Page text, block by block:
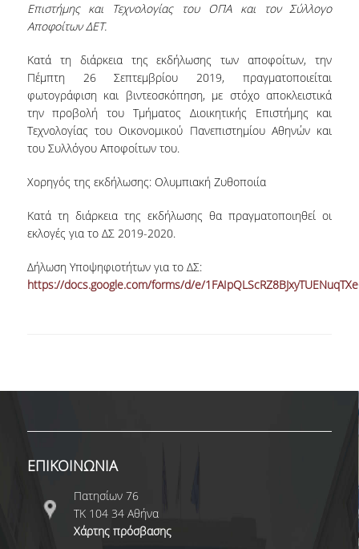
ΠΡΟΣΩΠΙΚΟ ΤΟΥ ΤΜΗΜΑΤΟΣ
ΕΠΙΤΙΜΟΙ ΔΙΔΑΚΤΟΡΕΣ
ΕΠΙΣΚΕΠΤΕΣ ΚΑΘΗΓΗΤΕΣ
ΜΕΛΗ Ε.ΔΙ.Π.
ΜΕΛΗ Ε.Τ.Ε.Π.
ΔΙΟΙΚΗΤΙΚΟ ΠΡΟΣΩΠΙΚΟ
ΜΕΤΑΔΙΔΑΚΤΟΡΙΚΟΙ ΕΡΕΥΝΗΤΕΣ
ΜΗΤΡΩΟ ΜΕΛΩΝ ΤΜΗΜΑΤΟΣ
ΑΛΛΑ ΤΜΗΜΑΤΑ
ΒΡΑΒΕΙΑ ΕΡΓΑΣΙΩΝ
ΠΡΑΚΤΙΚΗ ΑΣΚΗΣΗ ΚΑΙ ΠΤΥΧΙΑΚΗ ΕΡΓΑΣΙΑ
Επιστήμης και Τεχνολογίας του ΟΠΑ και τον Σύλλογο
Αποφοίτων ΔΕΤ.
Κατά τη διάρκεια της εκδήλωσης των αποφοίτων, την
Πέμπτη 26 Σεπτεμβρίου 2019, πραγματοποιείται
φωτογράφιση και βιντεοσκόπηση, με στόχο αποκλειστικά
την προβολή του Τμήματος Διοικητικής Επιστήμης και
Τεχνολογίας του Οικονομικού Πανεπιστημίου Αθηνών και
του Συλλόγου Αποφοίτων του.
Χορηγός της εκδήλωσης: Ολυμπιακή Ζυθοποιία
Κατά τη διάρκεια της εκδήλωσης θα πραγματοποιηθεί οι
εκλογές για το ΔΣ 2019-2020.
Δήλωση Υποψηφιοτήτων για το ΔΣ:
https://docs.google.com/forms/d/e/
ΕΠΙΚΟΙΝΩΝΙΑ
Πατησίων 76
ΤΚ 104 34 Αθήνα
Χάρτης πρόσβασης